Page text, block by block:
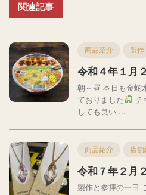
関連記事
商品紹介 製作
令和４年１月
朝～昼 本日も金蛇
ておりました
チ
しても良い ...
商品紹介 店
令和７年２月
製作と参拝の一日